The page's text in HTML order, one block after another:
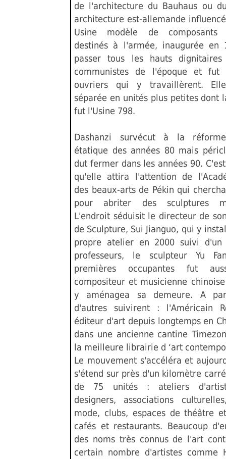
de l'architecture du Bauhaus ou
architecture est-allemande
Usine modèle de composants
destinés à l'armée, inaugurée en
passer tous les hauts
communistes de l'époque et
ouvriers qui y travaillèrent.
séparée en unités plus petites dont
fut l'Usine 798.
Dashanzi survécut à la
étatique des années 80 mais
dut fermer dans les années 90.
qu'elle attira l'attention de
des beaux-arts de Pékin qui
pour abriter des sculptures
L'endroit séduisit le directeur de
de Sculpture, Sui Jianguo, qui y
propre atelier en 2000 suivi d'un
professeurs, le sculpteur Yu
premières occupantes fut
compositeur et musicienne
y aménagea sa demeure. A
d'autres suivirent : l'Américain
éditeur d'art depuis longtemps en
dans une ancienne cantine
la meilleure librairie d ‘art
Le mouvement s'accéléra et
s'étend sur près d'un kilomètre
de 75 unités : ateliers
designers, associations
mode, clubs, espaces de théâtre
cafés et restaurants. Beaucoup
des noms très connus de l'art
certain nombre d'artistes comme